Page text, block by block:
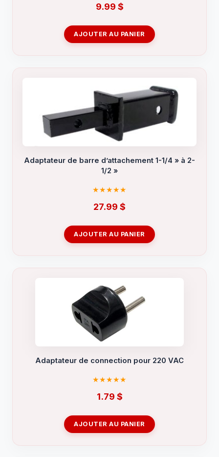
9.99 $
AJOUTER AU PANIER
Adaptateur de barre d’attachement 1-1/4 » à 2-
1/2 »
27.99 $
AJOUTER AU PANIER
Adaptateur de connection pour 220 VAC
1.79 $
AJOUTER AU PANIER